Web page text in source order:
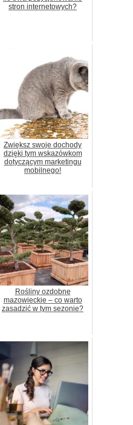
stron internetowych?
Zwiększ swoje dochody
dzięki tym wskazówkom
dotyczącym marketingu
mobilnego!
Rośliny ozdobne
mazowieckie – co warto
zasadzić w tym sezonie?